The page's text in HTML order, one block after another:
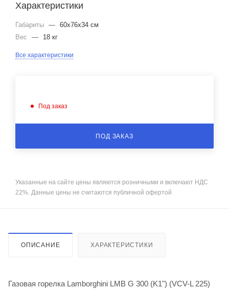
Характеристики
Габариты — 60x76x34 см
Вес
— 18 кг
Все характеристики
Под заказ
ПОД ЗАКАЗ
Указанные на сайте цены являются розничными и включают НДС
22%. Данные цены не считаются публичной офертой
ОПИСАНИЕ ХАРАКТЕРИСТИКИ
Газовая горелка Lamborghini LMB G 300 (K1") (VCV-L 225)